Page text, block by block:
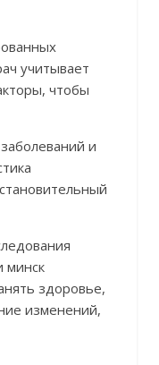
учитывает
чтобы
и
минск
здоровье,
изменений,